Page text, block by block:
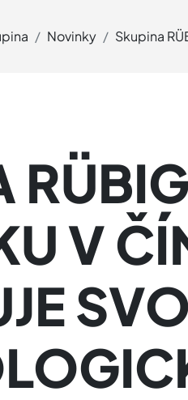
Novinky Skupina
V